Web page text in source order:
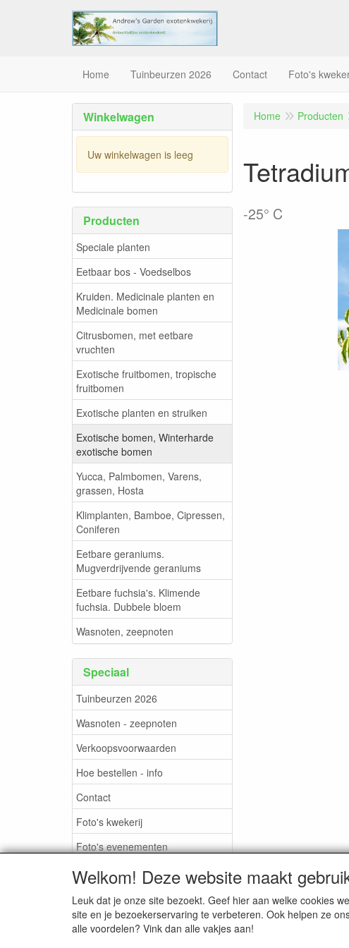
Home Tuinbeurzen 2026 Contact Foto's
Winkelwagen
Uw winkelwagen is leeg
Producten
Speciale planten
Eetbaar bos - Voedselbos
Kruiden. Medicinale planten en
Medicinale bomen
Citrusbomen, met eetbare
vruchten
Exotische fruitbomen, tropische
fruitbomen
Exotische planten en struiken
Exotische bomen, Winterharde
exotische bomen
Yucca, Palmbomen, Varens,
grassen, Hosta
Klimplanten, Bamboe, Cipressen,
Coniferen
Eetbare geraniums.
Mugverdrijvende geraniums
Eetbare fuchsia's. Klimende
fuchsia. Dubbele bloem
Wasnoten, zeepnoten
Speciaal
Tuinbeurzen 2026
Wasnoten - zeepnoten
Verkoopsvoorwaarden
Hoe bestellen - info
Contact
Foto's kwekerij
Foto's evenementen
Home Producten
-25° C
CONTACT
Welkom! Deze website maakt
Leuk dat je onze site bezoekt. Geef hier aan welke cookies
site en je bezoekerservaring te verbeteren. Ook helpen ze
alle voordelen? Vink dan alle vakjes aan!